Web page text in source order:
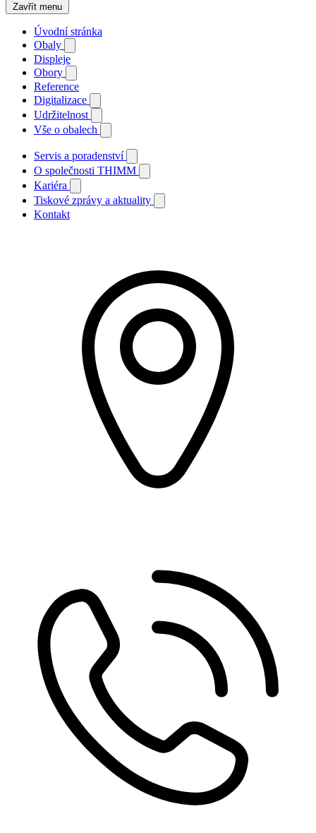
Zavřít menu
Úvodní stránka
Obaly
Displeje
Obory
Reference
Digitalizace
Udržitelnost
Vše o obalech
Servis a poradenství
O společnosti THIMM
Kariéra
Tiskové zprávy a aktuality
Kontakt